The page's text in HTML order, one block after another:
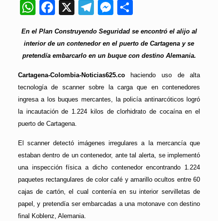
WhatsApp
Facebook
X Telegram
Messenger
En el Plan Construyendo Seguridad se encontró el alijo al
interior de un contenedor en el puerto de Cartagena y se
pretendía embarcarlo en un buque con destino Alemania.
Cartagena-Colombia-Noticias625.cohaciendo uso de alta
tecnología de scanner sobre la carga que en contenedores
ingresa a los buques mercantes, la policía antinarcóticos logró
la incautación de 1.224 kilos de clorhidrato de cocaína en el
puerto de Cartagena.
El scanner detectó imágenes irregulares a la mercancía que
estaban dentro de un contenedor, ante tal alerta, se implementó
una inspección física a dicho contenedor encontrando 1.224
paquetes rectangulares de color café y amarillo ocultos entre 60
cajas de cartón, el cual contenía en su interior servilletas de
papel, y pretendía ser embarcadas a una motonave con destino
final Koblenz, Alemania.